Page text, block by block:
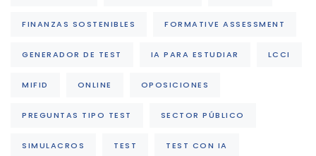
FINANZAS SOSTENIBLES FORMATIVE ASSESSMENT
GENERADOR DE TEST IA PARA ESTUDIAR LCCI
MIFID ONLINE OPOSICIONES
PREGUNTAS TIPO TEST SECTOR PÚBLICO
SIMULACROS TEST TEST CON IA